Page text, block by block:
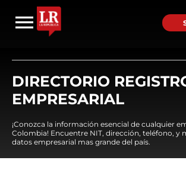
DIRECTORIO
EMPRESARIAL
¡Conozca la información esencial de cualquier
Colombia! Encuentre NIT, dirección, teléfono, y
datos empresarial mas grande del país.